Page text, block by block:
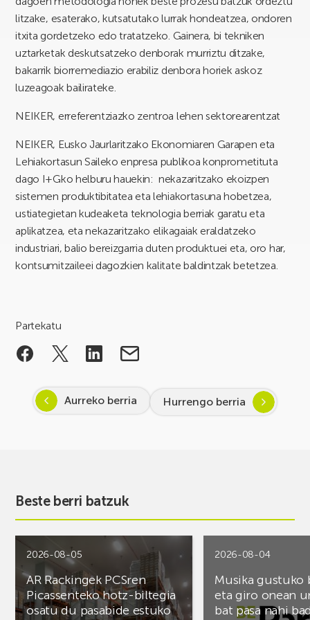
litzake, esaterako, kutsatutako lurrak hondeatzea, ondoren
itxita gordetzeko edo tratatzeko. Gainera, bi tekniken
uztarketak deskutsatzeko denborak murriztu ditzake,
bakarrik biorremediazio erabiliz denbora horiek askoz
luzeagoak bailirateke.
NEIKER, erreferentziazko zentroa lehen sektorearentzat
NEIKER, Eusko Jaurlaritzako Ekonomiaren Garapen eta
Lehiakortasun Saileko enpresa publikoa konprometituta
dago I+Gko helburu hauekin: nekazaritzako ekoizpen
sistemen produktibitatea eta lehiakortasuna hobetzea,
ustiategietan kudeaketa teknologia berriak garatu eta
aplikatzea, eta nekazaritzako elikagaiak eraldatzeko
industriari, balio bereizgarria duten produktuei eta, oro har,
kontsumitzaileei dagozkien kalitate baldintzak betetzea.
Partekatu
Aurreko berria Hurrengo berria
Beste berri batzuk
2026-08-05
AR Rackingek PCSren
Picassenteko hotz-biltegia
osatu du pasabide estuko
2026-08-04
Musika gustuko
eta giro onean
bat pasa nahi